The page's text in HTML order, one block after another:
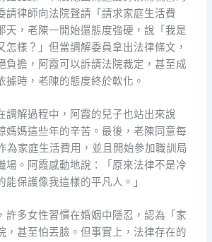
請律師向法院聲請「請求家庭生活費
天，老陳一開始還態度強硬，說「我是
怎樣？」但當調解委員拿出法律條文，
負擔，阿霞可以訴請法院裁定，甚至成
據時，老陳的態度終於軟化。
調解過程中，阿霞的兒子也站出來說
媽媽這些年的辛苦。最後，老陳同意每
為家庭生活費用，並且開始參加職訓局
場。阿霞感動地說：「原來法律不是冷
保護像我這樣的平凡人。」
許多女性習慣在婚姻中隱忍，認為「家
，甚至怕丟臉。但事實上，法律存在的